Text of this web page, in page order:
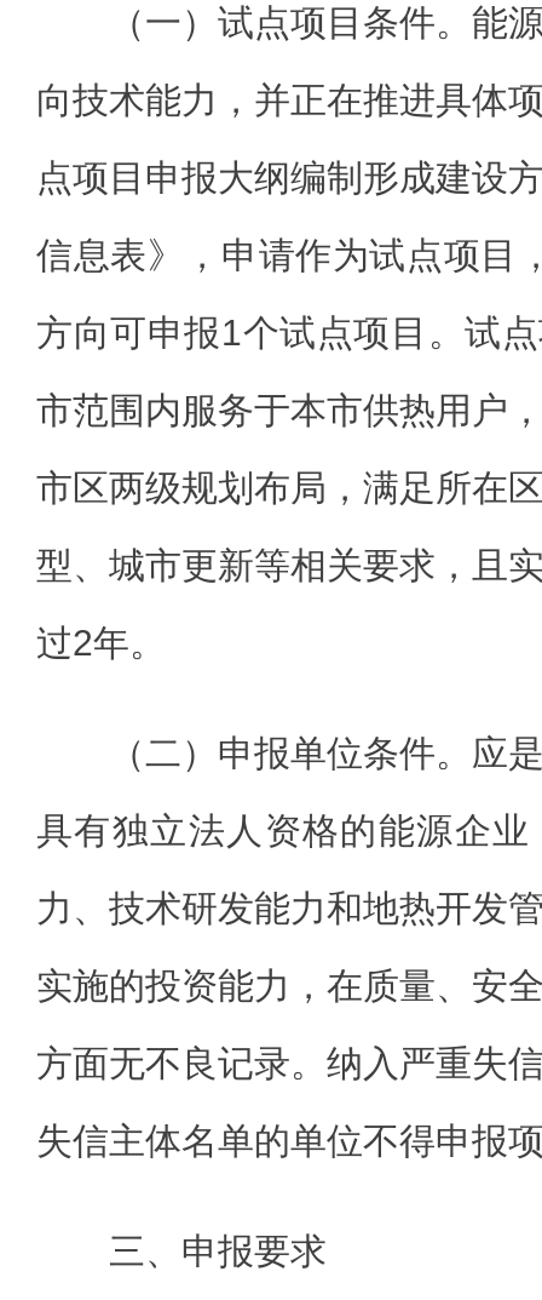
（一）试点项目条件。能
向技术能力，并正在推进具体
点项目申报大纲编制形成建设
信息表》，申请作为试点项目
方向可申报1个试点项目。试
市范围内服务于本市供热用户
市区两级规划布局，满足所在
型、城市更新等相关要求，且
过2年。
（二）申报单位条件。应
具有独立法人资格的能源企
力、技术研发能力和地热开发
实施的投资能力，在质量、安
方面无不良记录。纳入严重失
失信主体名单的单位不得申报
三、申报要求